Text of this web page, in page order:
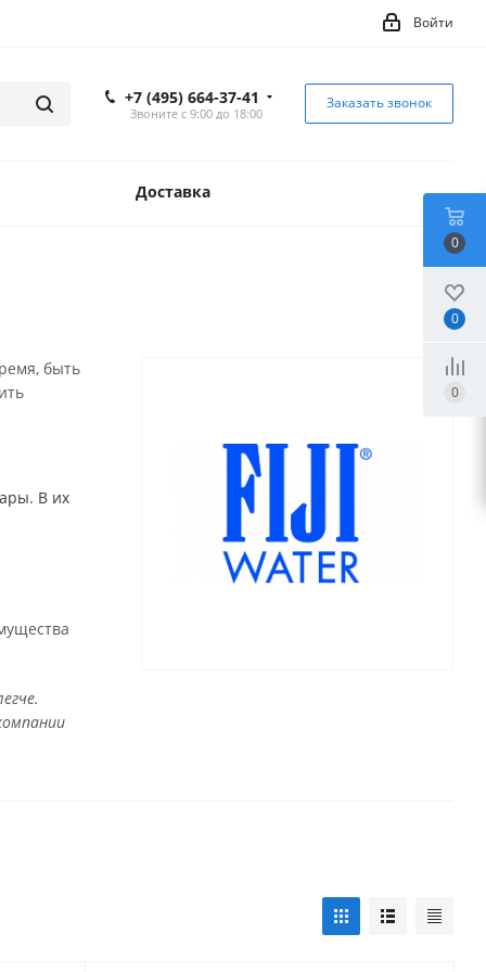
Войти
+7 (495) 664-37-41
Звоните с 9:00 до 18:00
Заказать звонок
Доставка
быть
В их
0
0
0